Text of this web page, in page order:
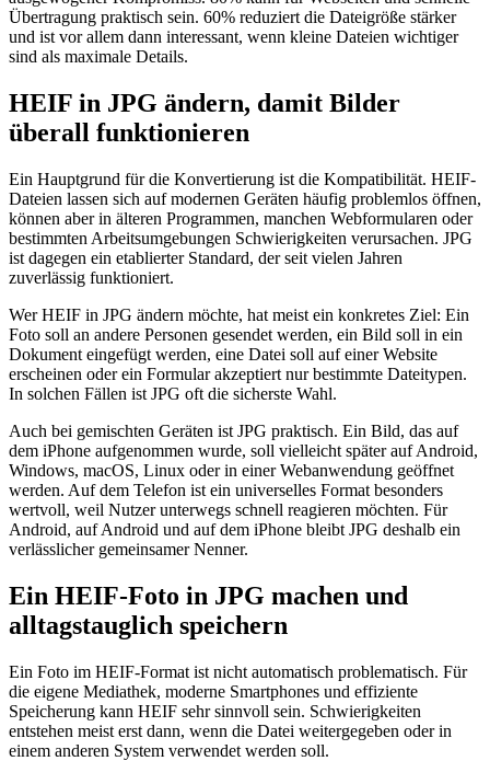
Übertragung praktisch sein. 60% reduziert die Dateigröße stärker
und ist vor allem dann interessant, wenn kleine Dateien wichtiger
sind als maximale Details.
HEIF in JPG ändern, damit Bilder
überall funktionieren
Ein Hauptgrund für die Konvertierung ist die Kompatibilität. HEIF-
Dateien lassen sich auf modernen Geräten häufig problemlos öffnen,
können aber in älteren Programmen, manchen Webformularen oder
bestimmten Arbeitsumgebungen Schwierigkeiten verursachen. JPG
ist dagegen ein etablierter Standard, der seit vielen Jahren
zuverlässig funktioniert.
Wer HEIF in JPG ändern möchte, hat meist ein konkretes Ziel: Ein
Foto soll an andere Personen gesendet werden, ein Bild soll in ein
Dokument eingefügt werden, eine Datei soll auf einer Website
erscheinen oder ein Formular akzeptiert nur bestimmte Dateitypen.
In solchen Fällen ist JPG oft die sicherste Wahl.
Auch bei gemischten Geräten ist JPG praktisch. Ein Bild, das auf
dem iPhone aufgenommen wurde, soll vielleicht später auf Android,
Windows, macOS, Linux oder in einer Webanwendung geöffnet
werden. Auf dem Telefon ist ein universelles Format besonders
wertvoll, weil Nutzer unterwegs schnell reagieren möchten. Für
Android, auf Android und auf dem iPhone bleibt JPG deshalb ein
verlässlicher gemeinsamer Nenner.
Ein HEIF-Foto in JPG machen und
alltagstauglich speichern
Ein Foto im HEIF-Format ist nicht automatisch problematisch. Für
die eigene Mediathek, moderne Smartphones und effiziente
Speicherung kann HEIF sehr sinnvoll sein. Schwierigkeiten
entstehen meist erst dann, wenn die Datei weitergegeben oder in
einem anderen System verwendet werden soll.